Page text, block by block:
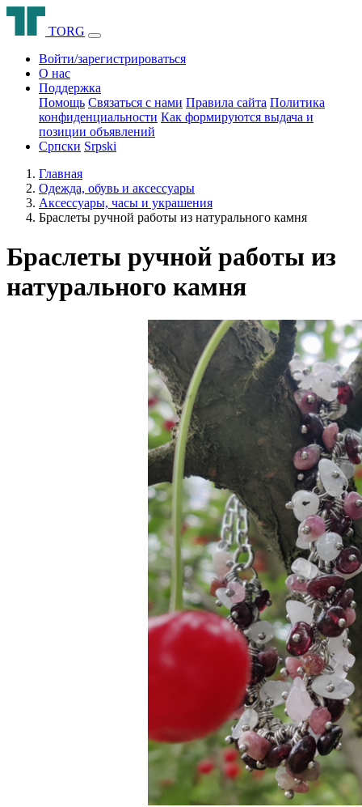
TORG
Войти/зарегистрироваться
О нас
Поддержка
Помощь Связаться с нами Правила сайта Политика
конфиденциальности Как формируются выдача и
позиции объявлений
Српски Srpski
Главная
Одежда, обувь и аксессуары
Аксессуары, часы и украшения
Браслеты ручной работы из натурального камня
Браслеты ручной работы из
натурального камня